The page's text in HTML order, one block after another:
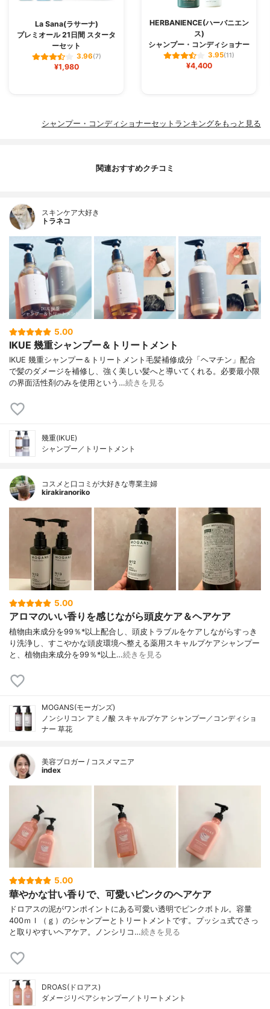
La Sana(ラサーナ)
プレミオール 21日間 スタータ
ーセット
3.96(7)
¥1,980
HERBANIENCE(ハーバニエン
ス)
シャンプー・コンディショナー
3.95(11)
¥4,400
シャンプー・コンディショナーセットランキングをもっと見る
関連おすすめクチコミ
スキンケア大好き
トラネコ
5.00
IKUE 幾重シャンプー＆トリートメント
IKUE 幾重シャンプー＆トリートメント毛髪補修成分「ヘマチン」配合
で髪のダメージを補修し、強く美しい髪へと導いてくれる。必要最小限
の界面活性剤のみを使用という…続きを見る
幾重(IKUE)
シャンプー／トリートメント
コスメと口コミが大好きな専業主婦
kirakiranoriko
5.00
アロマのいい香りを感じながら頭皮ケア＆ヘアケア
植物由来成分を99％*以上配合し、頭皮トラブルをケアしながらすっき
り洗浄し、すこやかな頭皮環境へ整える薬用スキャルプケアシャンプー
と、植物由来成分を99％*以上…続きを見る
MOGANS(モーガンズ)
ノンシリコン アミノ酸 スキャルプケア シャンプー／コンディショ
ナー 草花
美容ブロガー / コスメマニア
index
5.00
華やかな甘い香りで、可愛いピンクのヘアケア
ドロアスの泥がワンポイントにある可愛い透明でピンクボトル。容量
400ｍｌ（ｇ）のシャンプーとトリートメントです。プッシュ式でさっ
と取りやすいヘアケア。ノンシリコ…続きを見る
DROAS(ドロアス)
ダメージリペアシャンプー／トリートメント